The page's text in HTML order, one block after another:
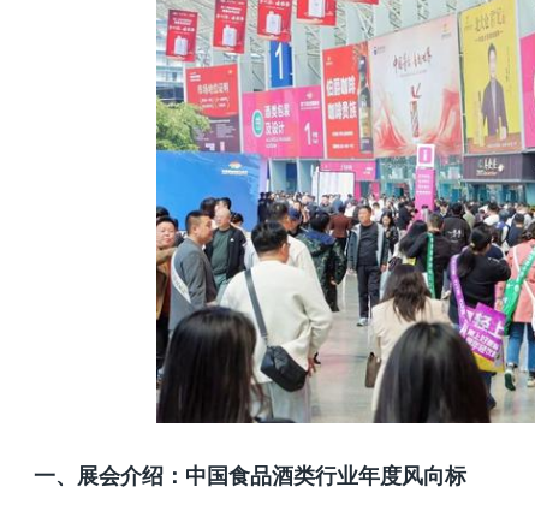
一、展会介绍：中国食品酒类行业年度风向标